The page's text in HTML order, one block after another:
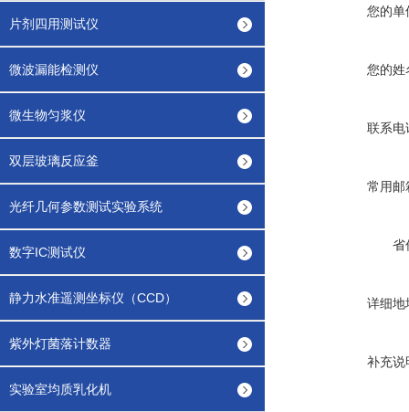
片剂四用测试仪
微波漏能检测仪
微生物匀浆仪
双层玻璃反应釜
光纤几何参数测试实验系统
数字IC测试仪
静力水准遥测坐标仪（CCD）
紫外灯菌落计数器
实验室均质乳化机
您的单
您的姓
联系电
常用邮
省
详细地
补充说